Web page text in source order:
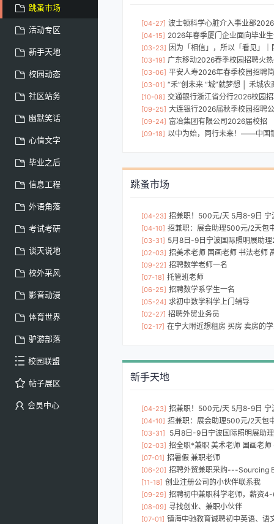
跳蚤市场
活动专区
新手天地
校园动态
社区站务
幽默笑话
心情文字
毕业之后
信息工程
外语角落
考试考研
谈天说地
校外采风
影音动漫
体育世界
驴游部落
校园联盟
帖子展区
会员中心
[04-27] 波士顿科学心脏介入事业部
[04-15] 2026年春季厦门企业面向毕业生
[03-23] 因为「相信」，所以「看见」｜国泰海通证券
[03-19] 广东移动2026春季校园招聘火
[03-06] 平安人寿2026年春季校园招聘
[03-01] “禾”创未来 “城”就梦想 │ 禾城农商银行
[10-08] 交通银行浙江省分行2026校园
[09-25] 大连银行2026届秋季校园招聘
[09-24] 富冶集团有限公司2026届校招
[09-18] 以中为始，同行未来！——中国银行舟山
跳蚤市场
[04-23] 招兼职！500元/天 5月8-9日 宁
[04-10] 招兼职：展会助理500元/2天包
[03-31] 5月8日-9日宁波国际照明展助
[02-03] 招美术老师 国画老师 书法老师
[09-22] 招聘数学老师一名
[07-18] 托管班老师
[06-25] 招聘数学系学生一名
[05-24] 求初中数学科学上门辅导
[02-27] 招聘外贸业务员
[02-17] 在宁大附近想租房 买房 卖房的学弟学
新手天地
[04-23] 招兼职！500元/天 5月8-9日 宁
[04-10] 招兼职：展会助理500元/2天包
[03-31] 5月8日-9日宁波国际照明展助
[02-03] 招全职*兼职 美术老师 国画老师
[07-01] 招暑假 兼职老师
[06-20] 招聘外贸兼职采购---Sourcing
[11-18] 创业注册公司的小伙伴联系我
[09-29] 招聘初中兼职科学老师，薪资
[08-09] 寻找创业、兼职小伙伴
[07-01] 镇海中驰教育诚聘初中英语、语文老师、